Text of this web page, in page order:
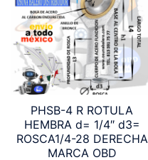
PHSB-4 R ROTULA
HEMBRA d= 1/4″ d3=
ROSCA1/4-28 DERECHA
MARCA OBD